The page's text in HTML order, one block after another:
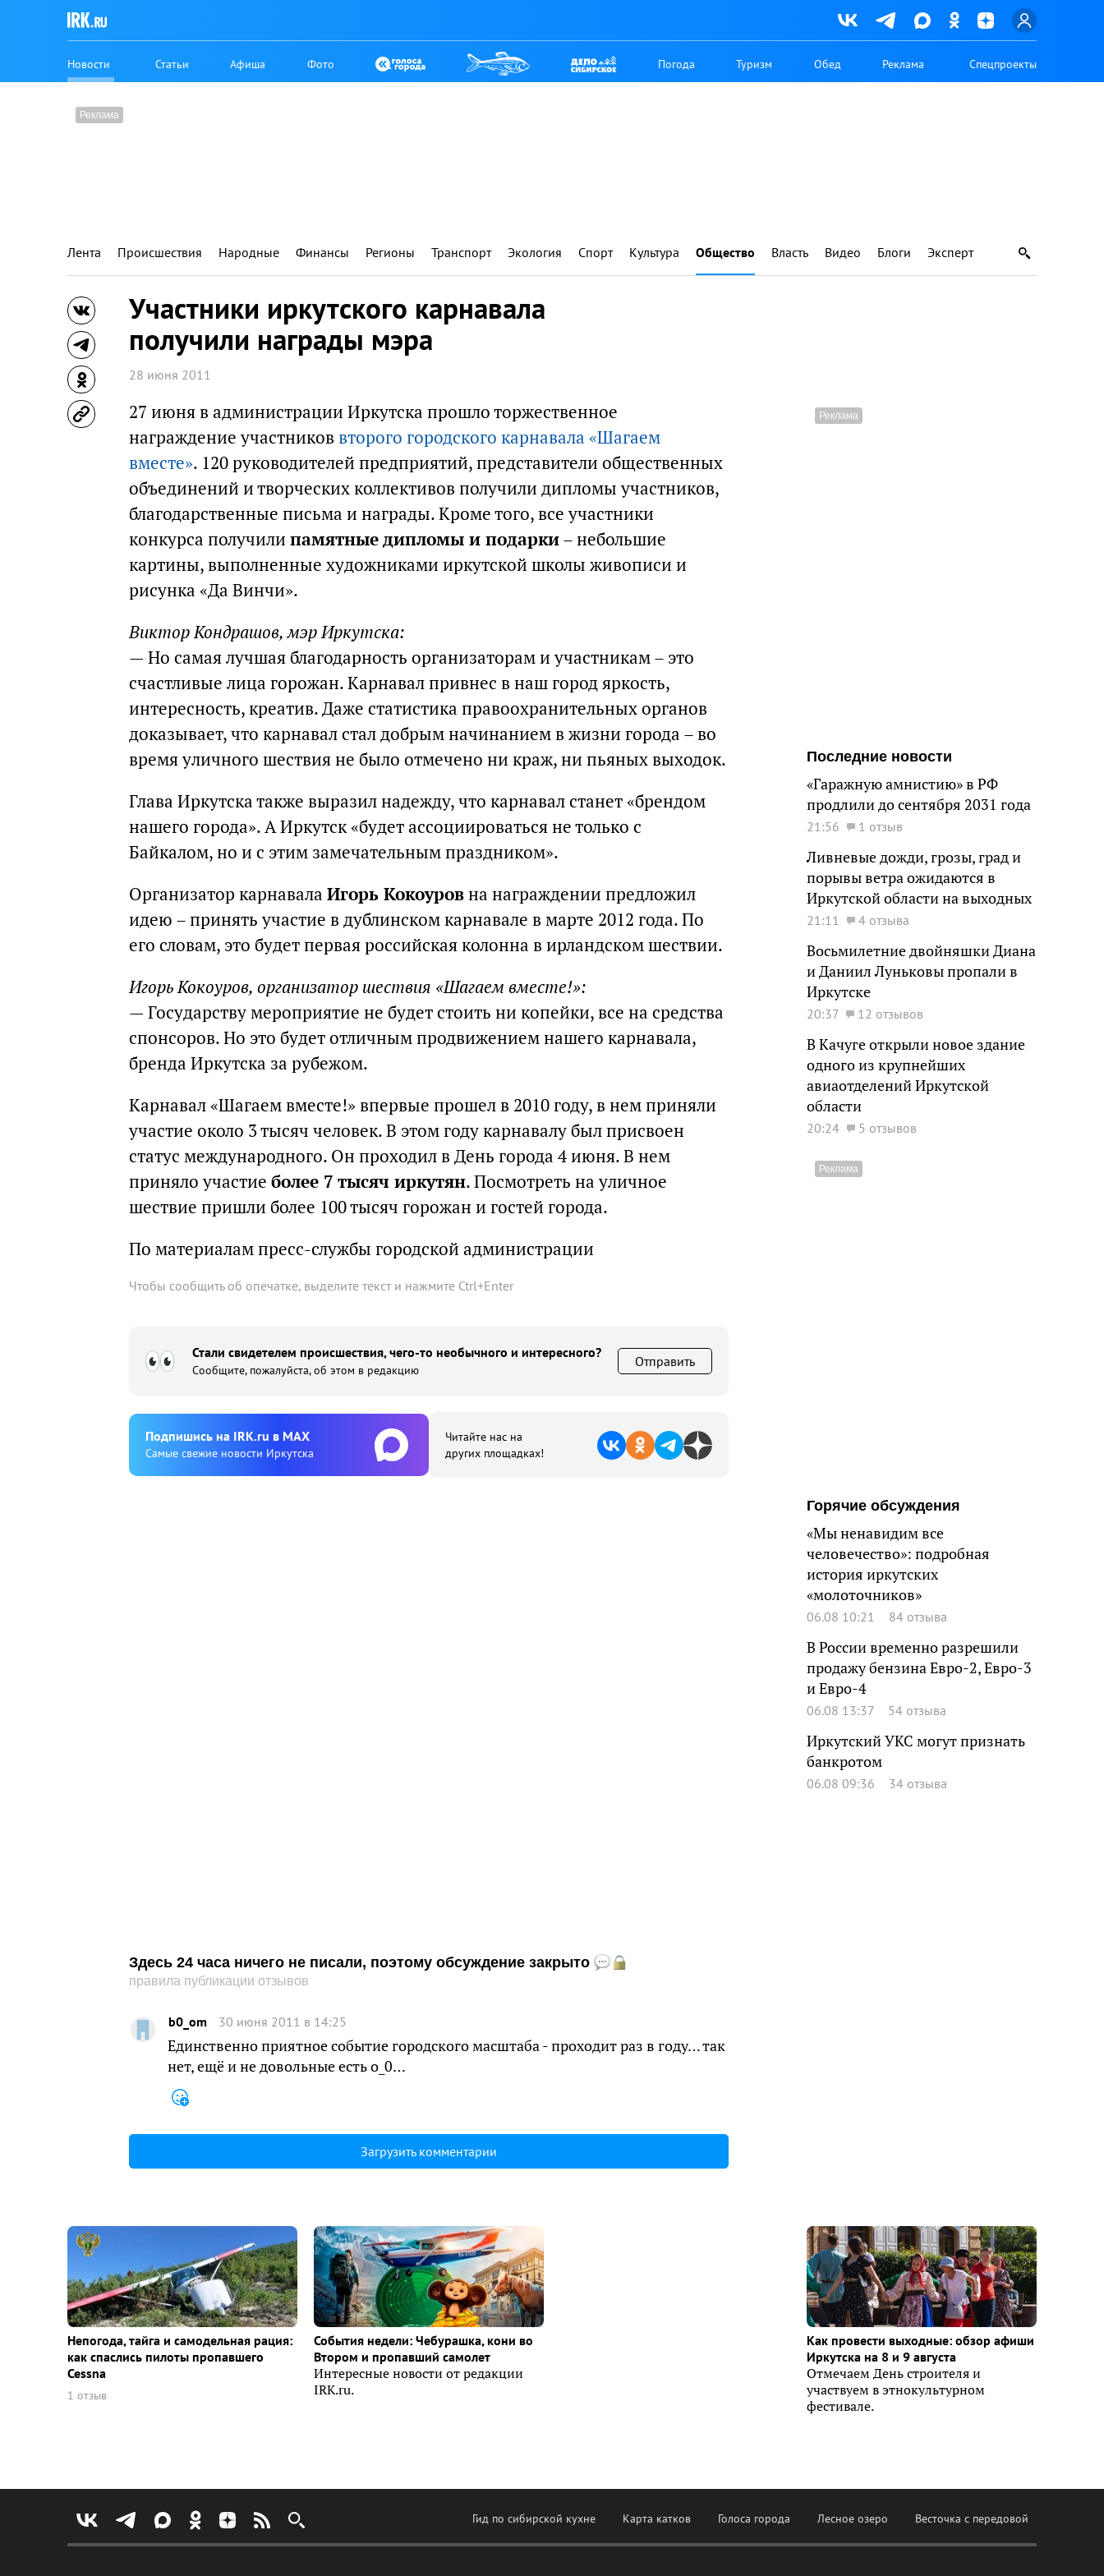
Новости Статьи Афиша Фото Погода Туризм Обед Реклама Спецпроекты
Лента Происшествия Народные Финансы Регионы Транспорт Экология Спорт Культура Общество Власть Видео Блоги Эксперт
Участники иркутского карнавала
получили награды мэра
28 июня 2011
27 июня в администрации Иркутска прошло торжественное
награждение участников второго городского карнавала «Шагаем
вместе». 120 руководителей предприятий, представители общественных
объединений и творческих коллективов получили дипломы участников,
благодарственные письма и награды. Кроме того, все участники
конкурса получили памятные дипломы и подарки– небольшие
картины, выполненные художниками иркутской школы живописи и
рисунка «Да Винчи».
Виктор Кондрашов, мэр Иркутска:
— Но самая лучшая благодарность организаторам и участникам – это
счастливые лица горожан. Карнавал привнес в наш город яркость,
интересность, креатив. Даже статистика правоохранительных органов
доказывает, что карнавал стал добрым начинанием в жизни города – во
время уличного шествия не было отмечено ни краж, ни пьяных выходок.
Глава Иркутска также выразил надежду, что карнавал станет «брендом
нашего города». А Иркутск «будет ассоциироваться не только с
Байкалом, но и с этим замечательным праздником».
Организатор карнавала Игорь Кокоуровна награждении предложил
идею – принять участие в дублинском карнавале в марте 2012 года. По
его словам, это будет первая российская колонна в ирландском шествии.
Игорь Кокоуров, организатор шествия «Шагаем вместе!»:
— Государству мероприятие не будет стоить ни копейки, все на средства
спонсоров. Но это будет отличным продвижением нашего карнавала,
бренда Иркутска за рубежом.
Карнавал «Шагаем вместе!» впервые прошел в 2010 году, в нем приняли
участие около 3 тысяч человек. В этом году карнавалу был присвоен
статус международного. Он проходил в День города 4 июня. В нем
приняло участие более 7 тысяч иркутян. Посмотреть на уличное
шествие пришли более 100 тысяч горожан и гостей города.
По материалам пресс-службы городской администрации
Чтобы сообщить об опечатке, выделите текст и нажмите Ctrl+Enter
Стали свидетелем происшествия, чего-то необычного и интересного?
Сообщите, пожалуйста, об этом в редакцию
Отправить
Подпишиcь на IRK.ru в MAX
Cамые свежие новости Иркутска
Читайте нас на
других площадках!
Здесь 24 часа ничего не писали, поэтому обсуждение закрыто
правила публикации отзывов
b0_om 30 июня 2011 в 14:25
Единственно приятное событие городского масштаба - проходит раз в году… так
нет, ещё и не довольные есть о_0…
Загрузить комментарии
Последние новости
«Гаражную амнистию» в РФ
продлили до сентября 2031 года
21:56 1 отзыв
Ливневые дожди, грозы, град и
порывы ветра ожидаются в
Иркутской области на выходных
21:11 4 отзыва
Восьмилетние двойняшки Диана
и Даниил Луньковы пропали в
Иркутске
20:37 12 отзывов
В Качуге открыли новое здание
одного из крупнейших
авиаотделений Иркутской
области
20:24 5 отзывов
Горячие обсуждения
«Мы ненавидим все
человечество»: подробная
история иркутских
«молоточников»
06.08 10:21 84 отзыва
В России временно разрешили
продажу бензина Евро-2, Евро-3
и Евро-4
06.08 13:37 54 отзыва
Иркутский УКС могут признать
банкротом
06.08 09:36 34 отзыва
Непогода, тайга и самодельная рация:
как спаслись пилоты пропавшего
Cessna
1 отзыв
События недели: Чебурашка, кони во
Втором и пропавший самолет
Интересные новости от редакции
IRK.ru.
Как провести выходные: обзор афиши
Иркутска на 8 и 9 августа
Отмечаем День строителя и
участвуем в этнокультурном
фестивале.
Гид по сибирской кухне Карта катков Голоса города Лесное озеро Весточка с передовой